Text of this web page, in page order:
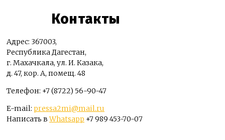
Контакты
Адрес: 367003,
Республика Дагестан,
г. Махачкала, ул. И. Казака,
д. 47, кор. А, помещ. 48
Телефон: +7 (8722) 56-90-47
E-mail: pressa2mi@mail.ru
Написать вWhatsapp +7 989 453-70-07